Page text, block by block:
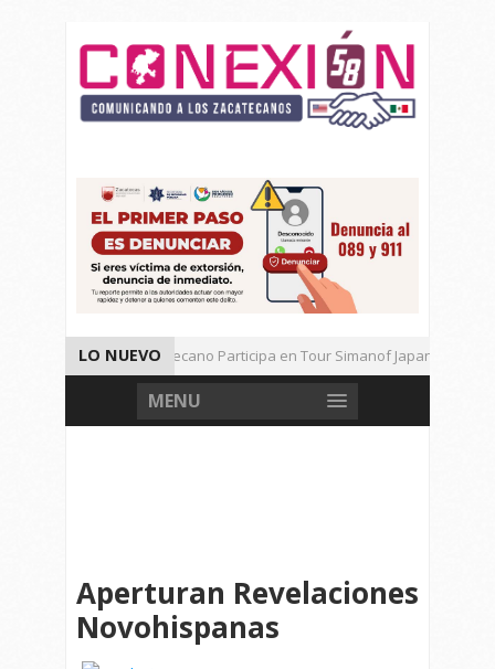
LO NUEVO
Universitario Zacatecano Participa en Tour Simanof Japan 2026
Implementa SAMA Estrategia de Reciclaje con Empresa PetStar
MENU
Aperturan Revelaciones
Novohispanas